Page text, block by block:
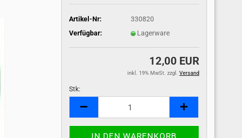
Artikel-Nr:
330820
Verfügbar:
Lagerware
12,00 EUR
inkl. 19% MwSt. zzgl. Versand
Stk: